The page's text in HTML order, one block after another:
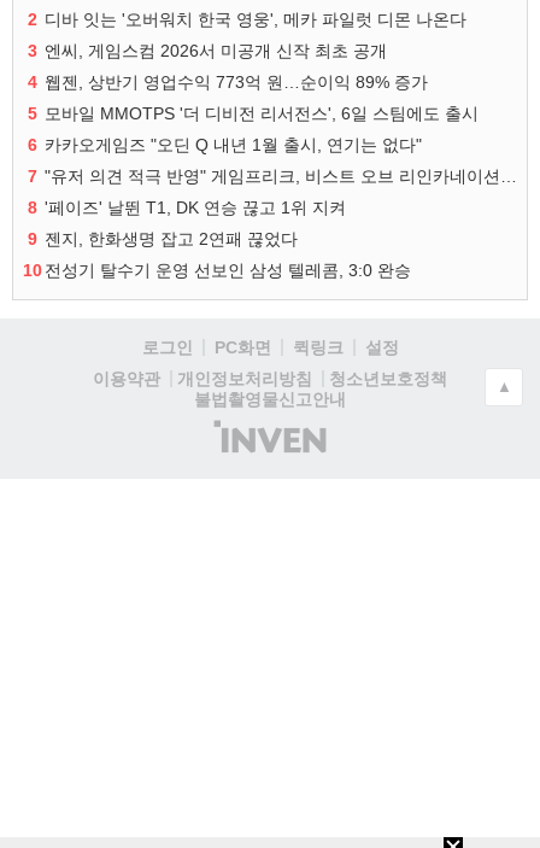
2 디바 잇는 '오버워치 한국 영웅', 메카 파일럿 디몬 나온다
3 엔씨, 게임스컴 2026서 미공개 신작 최초 공개
4 웹젠, 상반기 영업수익 773억 원…순이익 89% 증가
5 모바일 MMOTPS '더 디비전 리서전스', 6일 스팀에도 출시
6 카카오게임즈 "오딘 Q 내년 1월 출시, 연기는 없다"
7
"유저 의견 적극 반영" 게임프리크, 비스트 오브 리인카네이션 개선 나선다
8 '페이즈' 날뛴 T1, DK 연승 끊고 1위 지켜
9 젠지, 한화생명 잡고 2연패 끊었다
10전성기 탈수기 운영 선보인 삼성 텔레콤, 3:0 완승
로그인 PC화면 퀵링크
설정
이용약관
개인정보처리방침
청소년보호정책
불법촬영물신고안내
(주)
인
▲